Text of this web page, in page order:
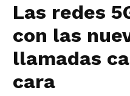
Las redes
con las
llamadas
cara